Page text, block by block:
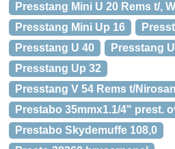
Presstang Mini U 20 Rems t/,
Presstang Mini Up 16
Presstang U 40
Presstang
Presstang Up 32
Presstang V 54 Rems t/
Prestabo 35mmx1.1/4" prest.
Prestabo Skydemuffe 108,0